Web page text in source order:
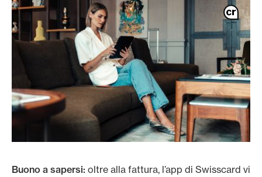
Buono a sapersi: oltre alla fattura, l’app di Swisscard vi